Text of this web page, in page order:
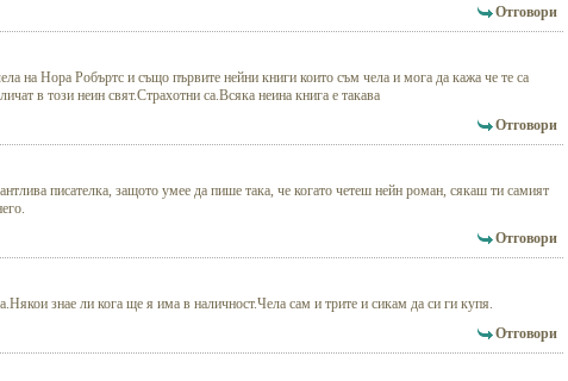
Отговори
на Нора Робъртс и също първите нейни книги които съм чела и мога да кажа че те са
в този неин свят.Страхотни са.Всяка неина книга е такава
Отговори
писателка, защото умее да пише така, че когато четеш нейн роман, сякаш ти самият
Отговори
знае ли кога ще я има в наличност.Чела сам и трите и сикам да си ги купя.
Отговори